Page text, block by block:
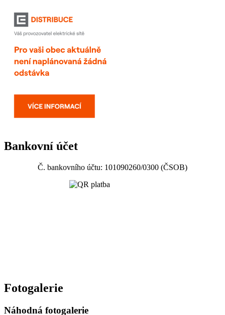
Bankovní účet
Č. bankovního účtu: 101090260/0300 (ČSOB)
Fotogalerie
Náhodná fotogalerie